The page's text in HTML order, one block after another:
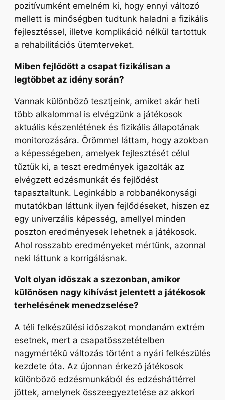
pozitívumként emelném ki, hogy ennyi változó
mellett is minőségben tudtunk haladni a fizikális
fejlesztéssel, illetve komplikáció nélkül tartottuk
a rehabilitációs ütemterveket.
Miben fejlődött a csapat fizikálisan a
legtöbbet az idény során?
Vannak különböző tesztjeink, amiket akár heti
több alkalommal is elvégzünk a játékosok
aktuális készenlétének és fizikális állapotának
monitorozására. Örömmel láttam, hogy azokban
a képességeben, amelyek fejlesztését célul
tűztük ki, a teszt eredmények igazolták az
elvégzett edzésmunkát és fejlődést
tapasztaltunk. Leginkább a robbanékonysági
mutatókban láttunk ilyen fejlődéseket, hiszen ez
egy univerzális képesség, amellyel minden
poszton eredményesek lehetnek a játékosok.
Ahol rosszabb eredményeket mértünk, azonnal
neki láttunk a korrigálásnak.
Volt olyan időszak a szezonban, amikor
különösen nagy kihívást jelentett a játékosok
terhelésének menedzselése?
A téli felkészülési időszakot mondanám extrém
esetnek, mert a csapatösszetételben
nagymértékű változás történt a nyári felkészülés
kezdete óta. Az újonnan érkező játékosok
különböző edzésmunkából és edzésháttérrel
jöttek, amelynek összeegyeztetése az akkori